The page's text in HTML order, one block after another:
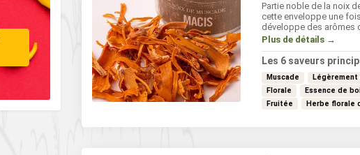
Partie noble de la noix
cette enveloppe une
développe des arômes
macis s'associe avec
mais aussi avec le
fruits crus ou cuits.
Plus de détails →
Les 6 saveurs
Muscade
Florale
Essence de
Fruitée
Herbe florale